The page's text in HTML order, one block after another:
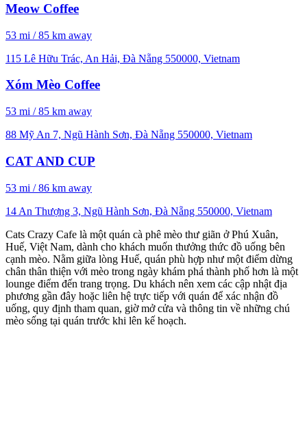
Meow Coffee
53 mi / 85 km away
115 Lê Hữu Trác, An Hải, Đà Nẵng 550000, Vietnam
Xóm Mèo Coffee
53 mi / 85 km away
88 Mỹ An 7, Ngũ Hành Sơn, Đà Nẵng 550000, Vietnam
CAT AND CUP
53 mi / 86 km away
14 An Thượng 3, Ngũ Hành Sơn, Đà Nẵng 550000, Vietnam
Cats Crazy Cafe là một quán cà phê mèo thư giãn ở Phú Xuân,
Huế, Việt Nam, dành cho khách muốn thưởng thức đồ uống bên
cạnh mèo. Nằm giữa lòng Huế, quán phù hợp như một điểm dừng
chân thân thiện với mèo trong ngày khám phá thành phố hơn là một
lounge điểm đến trang trọng. Du khách nên xem các cập nhật địa
phương gần đây hoặc liên hệ trực tiếp với quán để xác nhận đồ
uống, quy định tham quan, giờ mở cửa và thông tin về những chú
mèo sống tại quán trước khi lên kế hoạch.